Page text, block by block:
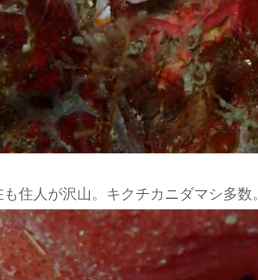
住人が沢山。キクチカニダマシ多数。